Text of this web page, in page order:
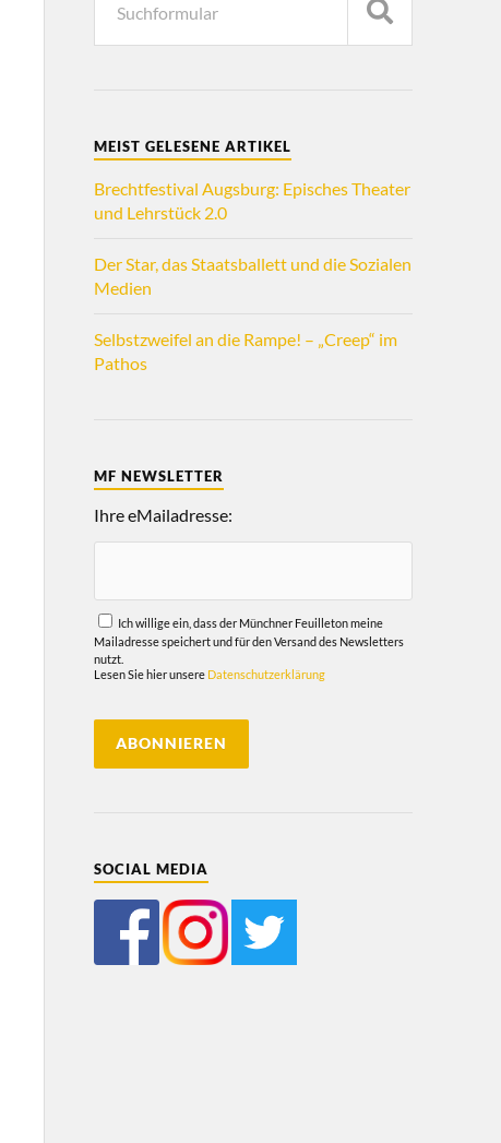
MEIST GELESENE ARTIKEL
Brechtfestival Augsburg: Episches Theater
und Lehrstück 2.0
Der Star, das Staatsballett und die Sozialen
Medien
Selbstzweifel an die Rampe! – „Creep“ im
Pathos
MF NEWSLETTER
Ihre eMailadresse:
Ich willige ein, dass der Münchner Feuilleton meine
Mailadresse speichert und für den Versand des Newsletters
nutzt.
Lesen Sie hier unsere Datenschutzerklärung
SOCIAL MEDIA